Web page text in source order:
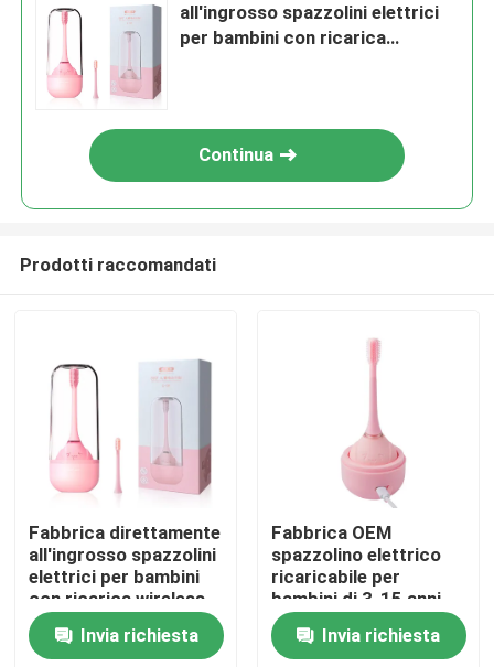
Casa.
Prodotti
Video
all'ingrosso spazzolini elettrici
per bambini con ricarica
Continua
Prodotti raccomandati
Fabbrica direttamente
all'ingrosso spazzolini
elettrici per bambini
con ricarica wireless
Invia richiesta
Fabbrica OEM
spazzolino elettrico
ricaricabile per
bambini di 3-15 anni
con silicone circolare
Invia richiesta